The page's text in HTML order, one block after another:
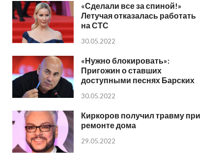
«Сделали все за спиной!»
Летучая отказалась работать
на СТС
30.05.2022
«Нужно блокировать»:
Пригожин о ставших
доступными песнях Барских
30.05.2022
Киркоров получил травму при
ремонте дома
29.05.2022